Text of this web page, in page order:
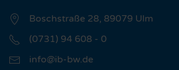
Boschstraße 28, 89079 Ulm
(0731) 94 608 - 0
info@ib-bw.de